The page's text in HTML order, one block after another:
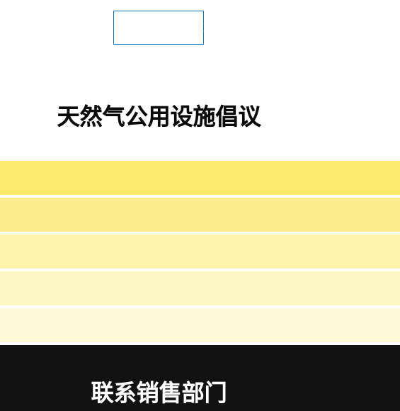
查看所有公用设施
天然气公用设施倡议
联系销售部门